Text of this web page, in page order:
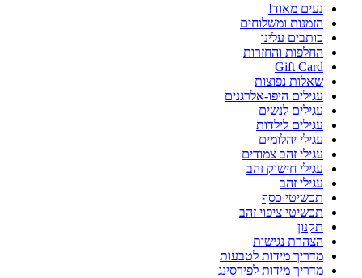
נעים מאוד!
הזמנות ומשלוחים
כותבים עלינו
החלפות והחזרות
Gift Card
שאלות נפוצות
עגילים היפו-אלרגנים
עגילים לנשים
עגילים לילדות
עגילי יהלומים
עגילי זהב צמודים
עגילי חישוק זהב
עגילי זהב
תכשיטי כסף
תכשיטי ציפוי זהב
תקנון
הצהרת נגישות
מדריך מידות לטבעות
מדריך מידות לפירסינג